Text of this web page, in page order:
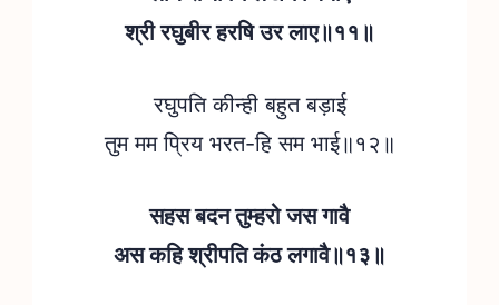
श्री रघुबीर हरषि उर लाए॥११॥
रघुपति कीन्ही बहुत बड़ाई
तुम मम प्रिय भरत-हि सम भाई॥१२॥
सहस बदन तुम्हरो जस गावै
अस कहि श्रीपति कंठ लगावै॥१३॥